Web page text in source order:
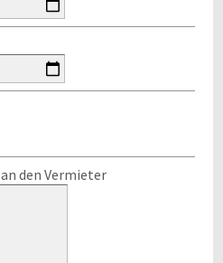
an den Vermieter